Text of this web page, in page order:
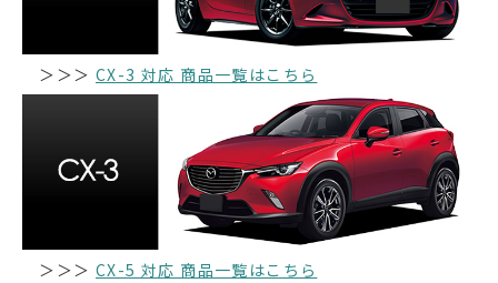
＞＞＞ CX-3 対応 商品一覧はこちら
＞＞＞ CX-5 対応 商品一覧はこちら